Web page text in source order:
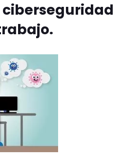
ciberseguridad